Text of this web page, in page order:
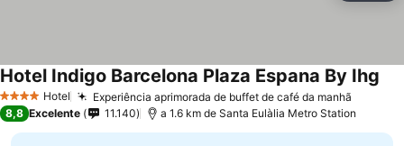
4 EstrelasHotel Experiência aprimorada de buffet de café da manhã
Hotel Indigo Barcelona Plaza Espana By Ihg
8,8 Excelente 11.140 a 1.6 km de Santa Eulàlia Metro Station